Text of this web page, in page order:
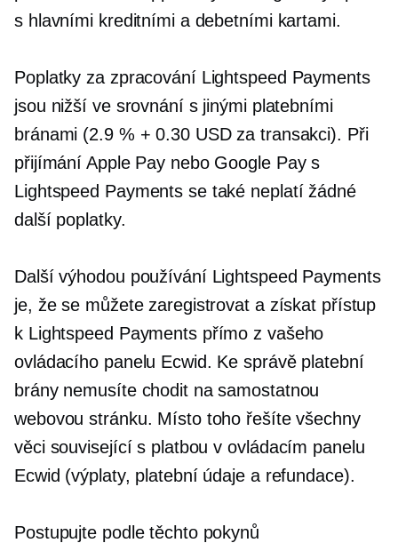
s hlavními kreditními a debetními kartami.
Poplatky za zpracování Lightspeed Payments
jsou nižší ve srovnání s jinými platebními
bránami (2.9 % + 0.30 USD za transakci). Při
přijímání Apple Pay nebo Google Pay s
Lightspeed Payments se také neplatí žádné
další poplatky.
Další výhodou používání Lightspeed Payments
je, že se můžete zaregistrovat a získat přístup
k Lightspeed Payments přímo z vašeho
ovládacího panelu Ecwid. Ke správě platební
brány nemusíte chodit na samostatnou
webovou stránku. Místo toho řešíte všechny
věci související s platbou v ovládacím panelu
Ecwid (výplaty, platební údaje a refundace).
Postupujte podle těchto pokynů